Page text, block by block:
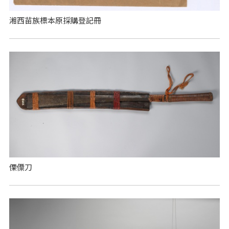
湘西苗族標本原採購登記冊
傈僳刀